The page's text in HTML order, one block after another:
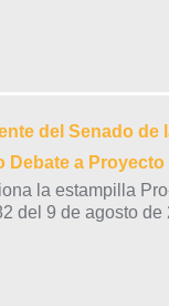
del Senado de
Debate a Proyecto
la estampilla
del 9 de agosto de